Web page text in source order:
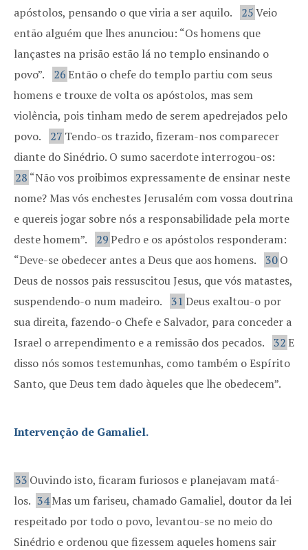
apóstolos, pensando o que viria a ser aquilo.
25Veio
então alguém que lhes anunciou: “Os homens que
lançastes na prisão estão lá no templo ensinando o
povo”.
26Então o chefe do templo partiu com seus
homens e trouxe de volta os apóstolos, mas sem
violência, pois tinham medo de serem apedrejados pelo
povo.
27 Tendo-os trazido, fizeram-nos comparecer
diante do Sinédrio. O sumo sacerdote interrogou-os:
28 “Não vos proibimos expressamente de ensinar neste
nome? Mas vós enchestes Jerusalém com vossa doutrina
e quereis jogar sobre nós a responsabilidade pela morte
deste homem”.
29Pedro e os apóstolos responderam:
“Deve-se obedecer antes a Deus que aos homens.
30O
Deus de nossos pais ressuscitou Jesus, que vós matastes,
suspendendo-o num madeiro.
31 Deus exaltou-o por
sua direita, fazendo-o Chefe e Salvador, para conceder a
Israel o arrependimento e a remissão dos pecados.
32E
disso nós somos testemunhas, como também o Espírito
Santo, que Deus tem dado àqueles que lhe obedecem”.
Intervenção de Gamaliel.
33 Ouvindo isto, ficaram furiosos e planejavam matá-
los. 34Mas um fariseu, chamado Gamaliel, doutor da lei
respeitado por todo o povo, levantou-se no meio do
Sinédrio e ordenou que fizessem aqueles homens sair